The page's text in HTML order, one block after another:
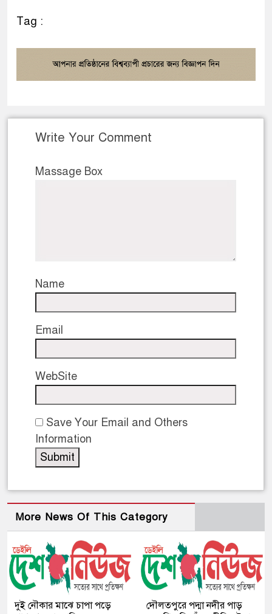
Tag :
Write Your Comment
Massage Box
Name
Email
WebSite
Save Your Email and Others
Information
More News Of This Category
দুই নৌকার মাঝে চাপা পড়ে
দৌলতপুরে পদ্মা নদীর পাড়